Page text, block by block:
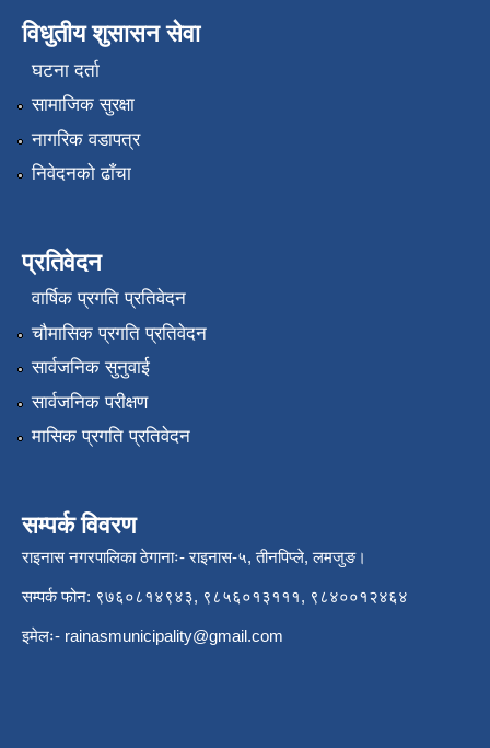
विधुतीय शुसासन सेवा
घटना दर्ता
सामाजिक सुरक्षा
नागरिक वडापत्र
निवेदनको ढाँचा
प्रतिवेदन
वार्षिक प्रगति प्रतिवेदन
चौमासिक प्रगति प्रतिवेदन
सार्वजनिक सुनुवाई
सार्वजनिक परीक्षण
मासिक प्रगति प्रतिवेदन
सम्पर्क विवरण
राइनास नगरपालिका ठेगानाः- राइनास-५, तीनपिप्ले, लमजुङ।
सम्पर्क फोन: ९७६०८१४९४३, ९८५६०१३१११, ९८४००१२४६४
इमेलः- rainasmunicipality@gmail.com